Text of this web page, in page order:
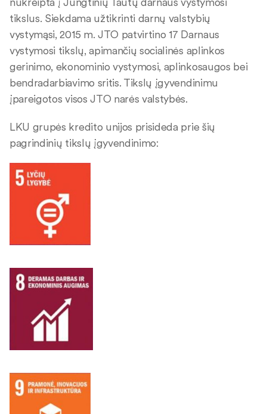
tikslus. Siekdama užtikrinti darnų valstybių
vystymąsi, 2015 m. JTO patvirtino 17 Darnaus
vystymosi tikslų, apimančių socialinės aplinkos
gerinimo, ekonominio vystymosi, aplinkosaugos bei
bendradarbiavimo sritis. Tikslų įgyvendinimu
įpareigotos visos JTO narės valstybės.
LKU grupės kredito unijos prisideda prie šių
pagrindinių tikslų įgyvendinimo: